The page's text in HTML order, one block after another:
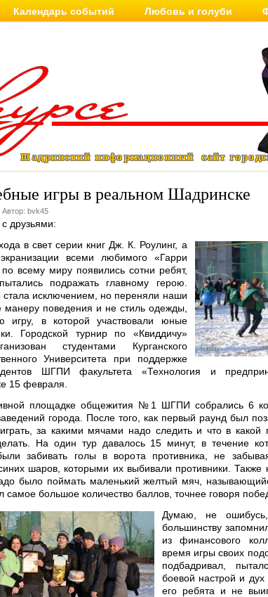
Календарь событий Любовь и голуби
игры в реальном Шадринске
bvk45
друзьями:
в свет серии книг Дж. К. Роулинг, а
всеми любимого «Гарри
всему миру появились сотни ребят,
подражать главному герою.
стала исключением, но переняли наши
манеру поведения и не стиль одежды,
игру, в которой участвовали юные
Городской турнир по «Квиддичу»
студентами Курганского
Университета при поддержке
ШГПИ факультета «Технология и
15 февраля.
площадке общежития №1 ШГПИ собрались 6
города. После того, как первый раунд был
за какими мячами надо следить и что в какой
На один тур давалось 15 минут, в течение
забивать голы в ворота противника, не
шаров, которыми их выбивали противники. Также
было поймать маленький желтый мяч,
самое большое количество баллов, точнее говоря
Думаю, не
большинству
из финансового
время игры своих
подбадривал,
боевой настрой и
его ребята и не